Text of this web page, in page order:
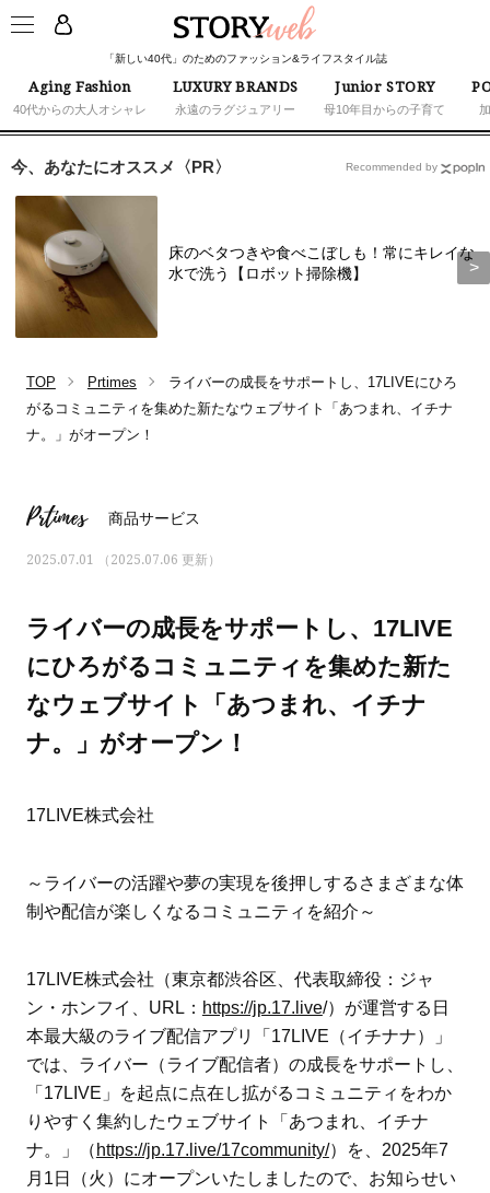
「新しい40代」のためのファッション&ライフスタイル誌
Aging Fashion
40代からの大人オシャレ
LUXURY BRANDS
永遠のラグジュアリー
Junior STORY
母10年目からの子育て
ス学」
タログ
今、あなたにオススメ〈PR〉
床のベタつきや食べこぼしも！常にキレイな
水で洗う【ロボット掃除機】
Recommended by
TOP Prtimes
ライバーの成長をサポートし、17LIVEにひろ
がるコミュニティを集めた新たなウェブサイト「あつまれ、イチナ
ナ。」がオープン！
Prtimes 商品サービス
2025.07.01 （2025.07.06 更新）
ライバーの成長をサポートし、17LIVE
にひろがるコミュニティを集めた新た
なウェブサイト「あつまれ、イチナ
ナ。」がオープン！
17LIVE株式会社
～ライバーの活躍や夢の実現を後押しするさまざまな体
制や配信が楽しくなるコミュニティを紹介～
17LIVE株式会社（東京都渋谷区、代表取締役：ジャ
ン・ホンフイ、URL： https://jp.17.live/）が運営する日
本最大級のライブ配信アプリ「17LIVE（イチナナ）」
では、ライバー（ライブ配信者）の成長をサポートし、
「17LIVE」を起点に点在し拡がるコミュニティをわか
りやすく集約したウェブサイト「あつまれ、イチナ
ナ。」（ https://jp.17.live/17community/）を、2025年7
月1日（火）にオープンいたしましたので、お知らせい